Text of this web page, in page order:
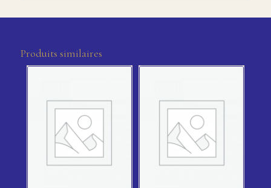
Produits similaires